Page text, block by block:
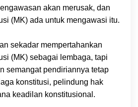
akan merusak, dan
(MK) ada untuk mengawasi itu.
sekadar mempertahankan
(MK) sebagai lembaga, tapi
semangat pendiriannya tetap
konstitusi, pelindung hak
keadilan konstitusional.